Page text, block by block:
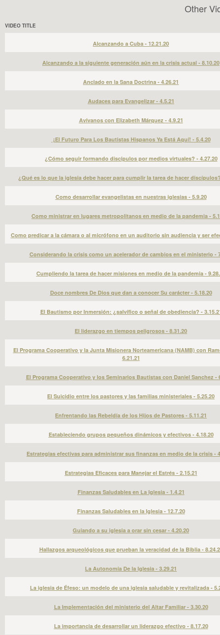
Other
VIDEO TITLE
Alcanzando a Cuba - 12.21.20
Alcanzando a la siguiente generación aún en la crisis actual - 8.10.20
Anclado en la Sana Doctrina - 4.26.21
Audaces para Evangelizar - 4.5.21
Avívanos con Elizabeth Márquez - 4.9.21
¡El Futuro Para Los Bautistas Hispanos Ya Está Aquí! - 5.4.20
¿Cómo seguir formando discípulos por medios virtuales? - 4.27.20
¿Qué es lo que la iglesia debe hacer para cumplir la tarea de hacer
Como desarrollar evangelistas en nuestras iglesias - 5.9.20
Como ministrar en lugares metropolitanos en medio de la pandemia -
Como predicar a la cámara o al micrófono en un auditorio sin audiencia y ser
Considerando la crisis como un acelerador de cambios en el ministerio -
Cumpliendo la tarea de hacer misiones en medio de la pandemia -
Doce nombres De Dios que dan a conocer Su carácter - 5.18.20
El Bautismo por Inmersión: ¿salvífico o señal de obediencia? -
El liderazgo en tiempos peligrosos - 8.31.20
El Programa Cooperativo y la Junta Misionera Norteamericana (NAMB) con
6.21.21
El Programa Cooperativo y los Seminarios Bautistas con Daniel Sanchez -
El Suicidio entre los pastores y las familias ministeriales - 5.25.20
Enfrentando las Rebeldía de los Hijos de Pastores - 5.11.21
Estableciendo grupos pequeños dinámicos y efectivos - 4.18.20
Estrategias efectivas para administrar sus finanzas en medio de la crisis -
Estrategias Eficaces para Manejar el Estrés - 2.15.21
Finanzas Saludables en La Iglesia - 1.4.21
Finanzas Saludables en la Iglesia - 12.7.20
Guiando a su iglesia a orar sin cesar - 4.20.20
Hallazgos arqueológicos que prueban la veracidad de la Biblia -
La Autonomía De la Iglesia - 3.29.21
La iglesia de Éfeso: un modelo de una iglesia saludable y revitalizada -
La Implementación del ministerio del Altar Familiar - 3.30.20
La importancia de desarrollar un liderazgo efectivo - 8.17.20